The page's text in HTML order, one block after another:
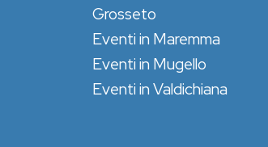
Grosseto
Eventi in Maremma
Eventi in Mugello
Eventi in Valdichiana